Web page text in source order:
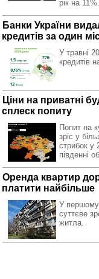
рік на 11%.
Банки України
кредитів за один
У травні
кредитів
Ціни на приватні
сплеск попиту
Попит на
зріс у
стрибок у
південні
Оренда квартир
платити найбільше
У першому
суттєве
житла.